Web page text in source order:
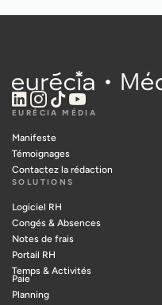
EURÉCIA MÉDIA
Manifeste
Témoignages
Contactez la rédaction
SOLUTIONS
Logiciel RH
Congés & Absences
Notes de frais
Portail RH
Temps & Activités
Paie
Planning